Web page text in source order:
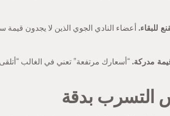
للبقاء. أعضاء النادي الجوي الذين لا يجدون
مدركة. “أسعارك مرتفعة” تعني في الغالب “أتلقى
التسرب بدقة